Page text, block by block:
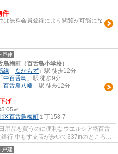
件
は無料会員登録により閲覧が可能にな
戸建
鳥梅町（百舌鳥小学校）
線 「 なかもず 」駅 徒歩12分
「 中百舌鳥 」駅 徒歩9分
「 百舌鳥八幡 」駅 徒歩12分
げ
㎡
区百舌鳥梅町 １丁158-7
用品を買うのに便利なウエルシア堺百舌
行 中もず支店が歩いて337mのところに
を購入するのであ...
戸建